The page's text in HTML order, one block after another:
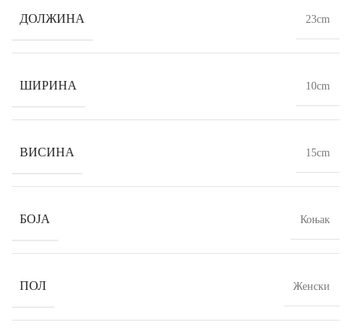
ДОЛЖИНА 23cm
ШИРИНА 10cm
ВИСИНА 15cm
БОЈА Коњак
ПОЛ Женски